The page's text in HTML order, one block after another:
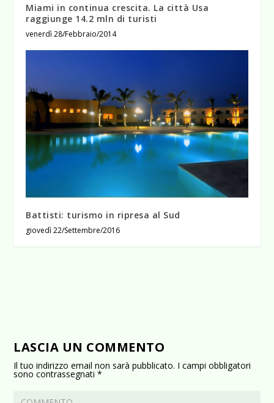
Miami in continua crescita. La città Usa
raggiunge 14.2 mln di turisti
venerdì 28/Febbraio/2014
Battisti: turismo in ripresa al Sud
giovedì 22/Settembre/2016
LASCIA UN COMMENTO
Il tuo indirizzo email non sarà pubblicato. I campi obbligatori
sono contrassegnati*